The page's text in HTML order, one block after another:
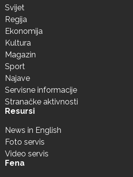
Svijet
Regija
Ekonomija
Kultura
Magazin
Sport
Najave
Servisne informacije
Stranačke aktivnosti
Resursi
News in English
Foto servis
Video servis
Fena